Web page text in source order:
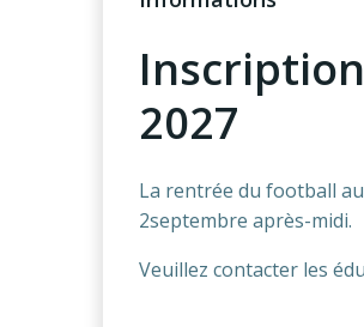
2027
La rentrée du football
2septembre après-midi.
Veuillez contacter les